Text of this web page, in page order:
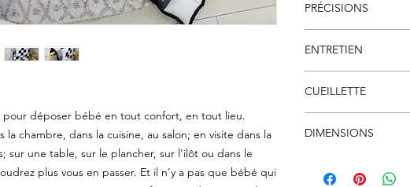
pour déposer bébé en tout confort, en tout lieu.
chambre, dans la cuisine, au salon; en visite dans la
sur une table, sur le plancher, sur l'ilôt ou dans le
plus vous en passer. Et il n'y a pas que bébé qui
PRÉCISIONS
inopportun; chaque
assemblée pour
fibres polyester
ENTRETIEN
la machine à l'air
CUEILLETTE
chercher votre
DIMENSIONS
NB Les dimensions